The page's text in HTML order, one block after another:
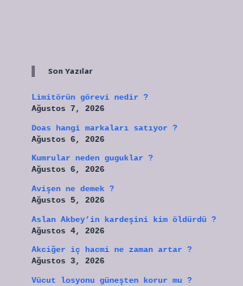
Son Yazılar
Limitörün görevi nedir ?
Ağustos 7, 2026
Doas hangi markaları satıyor ?
Ağustos 6, 2026
Kumrular neden guguklar ?
Ağustos 6, 2026
Avişen ne demek ?
Ağustos 5, 2026
Aslan Akbey’in kardeşini kim öldürdü ?
Ağustos 4, 2026
Akciğer iç hacmi ne zaman artar ?
Ağustos 3, 2026
Vücut losyonu güneşten korur mu ?